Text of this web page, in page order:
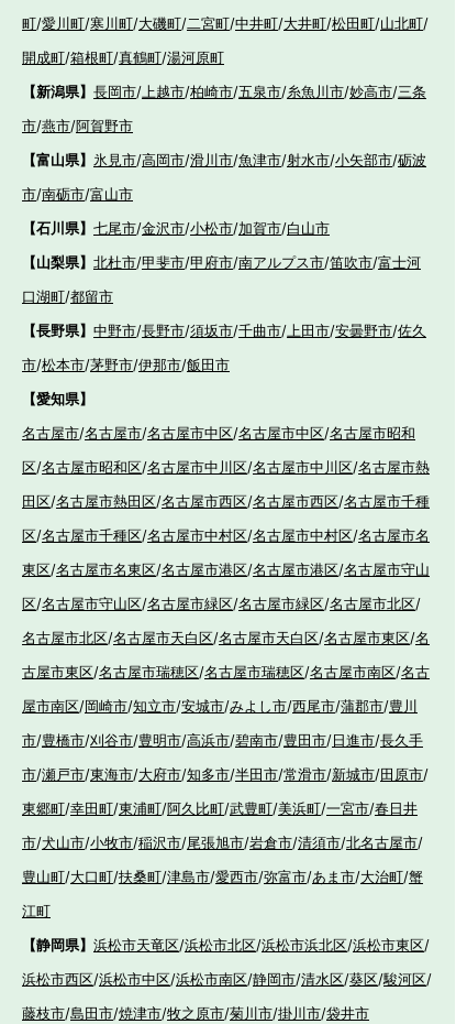
町/愛川町/寒川町/大磯町/二宮町/中井町/大井町/松田町/山北町/
開成町/箱根町/真鶴町/湯河原町
【新潟県】 長岡市/ 上越市/柏崎市/五泉市/糸魚川市/妙高市/三条
市/燕市/阿賀野市
【富山県】 氷見市/高岡市/滑川市/魚津市/射水市/小矢部市/砺波
市/南砺市/富山市
【石川県】 七尾市/金沢市/小松市/加賀市/白山市
【山梨県】 北杜市/甲斐市/甲府市/南アルプス市/笛吹市/富士河
口湖町/都留市
【長野県】 中野市/長野市/須坂市/千曲市/ 上田市/安曇野市/佐久
市/松本市/茅野市/伊那市/飯田市
【愛知県】
名古屋市/名古屋市/名古屋市中区/名古屋市中区/名古屋市昭和
区/名古屋市昭和区/名古屋市中川区/名古屋市中川区/名古屋市熱
田区/名古屋市熱田区/名古屋市西区/名古屋市西区/名古屋市千種
区/名古屋市千種区/名古屋市中村区/名古屋市中村区/名古屋市名
東区/名古屋市名東区/名古屋市港区/名古屋市港区/名古屋市守山
区/名古屋市守山区/名古屋市緑区/名古屋市緑区/名古屋市北区/
名古屋市北区/名古屋市天白区/名古屋市天白区/名古屋市東区/名
古屋市東区/名古屋市瑞穂区/名古屋市瑞穂区/名古屋市南区/名古
屋市南区/岡崎市/知立市/安城市/みよし市/西尾市/蒲郡市/豊川
市/豊橋市/刈谷市/豊明市/高浜市/碧南市/豊田市/日進市/長久手
市/瀬戸市/東海市/大府市/知多市/半田市/常滑市/新城市/田原市/
東郷町/幸田町/東浦町/阿久比町/武豊町/美浜町/一宮市/春日井
市/犬山市/小牧市/稲沢市/尾張旭市/岩倉市/清須市/北名古屋市/
豊山町/大口町/扶桑町/津島市/愛西市/弥富市/あま市/大治町/蟹
江町
【静岡県】 浜松市天竜区/浜松市北区/浜松市浜北区/浜松市東区/
浜松市西区/浜松市中区/浜松市南区/静岡市/清水区/葵区/駿河区/
藤枝市/島田市/焼津市/牧之原市/菊川市/掛川市/袋井市